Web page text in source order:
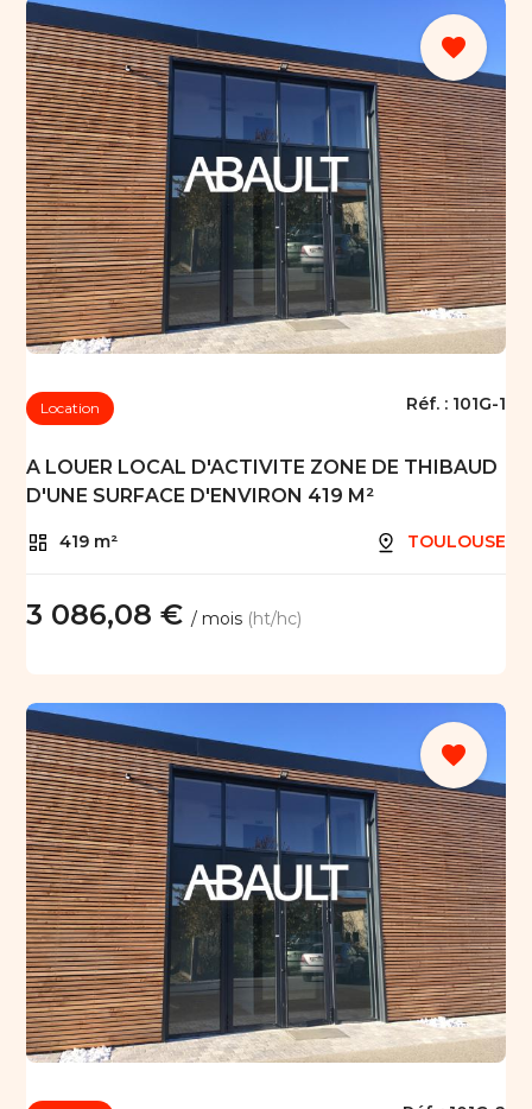
favorite
Location Réf. : 101G-1
A LOUER LOCAL D'ACTIVITE ZONE DE THIBAUD
D'UNE SURFACE D'ENVIRON 419 M²
419 m² TOULOUSE
3 086,08 €/ mois (ht/hc)
favorite